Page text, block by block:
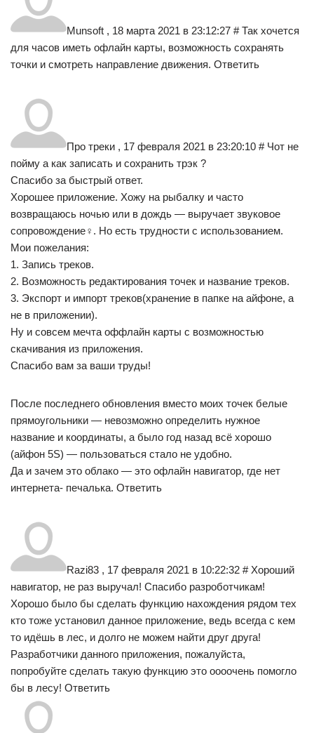
Munsoft , 18 марта 2021 в 23:12:27 # Так хочется
для часов иметь офлайн карты, возможность сохранять
точки и смотреть направление движения. Ответить
Про треки , 17 февраля 2021 в 23:20:10 # Чот не
пойму а как записать и сохранить трэк ?
Спасибо за быстрый ответ.
Хорошее приложение. Хожу на рыбалку и часто
возвращаюсь ночью или в дождь — выручает звуковое
сопровождение‍♀️. Но есть трудности с использованием.
Мои пожелания:
1. Запись треков.
2. Возможность редактирования точек и название треков.
3. Экспорт и импорт треков(хранение в папке на айфоне, а
не в приложении).
Ну и совсем мечта оффлайн карты с возможностью
скачивания из приложения.
Спасибо вам за ваши труды!
После последнего обновления вместо моих точек белые
прямоугольники — невозможно определить нужное
название и координаты, а было год назад всё хорошо
(айфон 5S) — пользоваться стало не удобно.
Да и зачем это облако — это офлайн навигатор, где нет
интернета- печалька. Ответить
Razi83 , 17 февраля 2021 в 10:22:32 # Хороший
навигатор, не раз выручал! Спасибо разроботчикам!
Хорошо было бы сделать функцию нахождения рядом тех
кто тоже установил данное приложение, ведь всегда с кем
то идёшь в лес, и долго не можем найти друг друга!
Разработчики данного приложения, пожалуйста,
попробуйте сделать такую функцию это оооочень помогло
бы в лесу! Ответить